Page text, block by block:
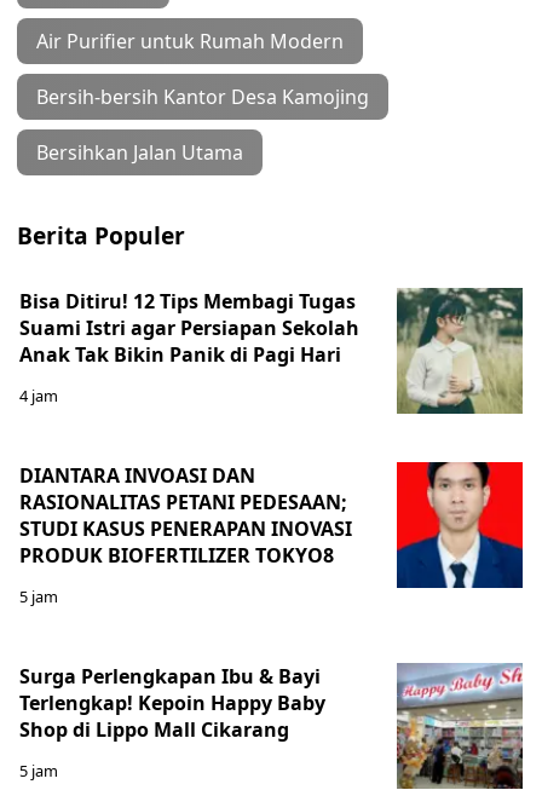
Air Purifier untuk Rumah Modern
Bersih-bersih Kantor Desa Kamojing
Bersihkan Jalan Utama
Berita Populer
Bisa Ditiru! 12 Tips Membagi Tugas
Suami Istri agar Persiapan Sekolah
Anak Tak Bikin Panik di Pagi Hari
4 jam
DIANTARA INVOASI DAN
RASIONALITAS PETANI PEDESAAN;
STUDI KASUS PENERAPAN INOVASI
PRODUK BIOFERTILIZER TOKYO8
5 jam
Surga Perlengkapan Ibu & Bayi
Terlengkap! Kepoin Happy Baby
Shop di Lippo Mall Cikarang
5 jam